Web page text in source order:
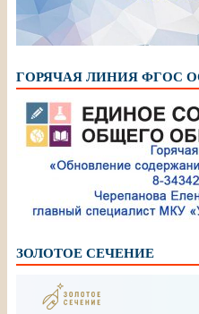
ГОРЯЧАЯ ЛИНИЯ ФГОС
ЗОЛОТОЕ СЕЧЕНИЕ